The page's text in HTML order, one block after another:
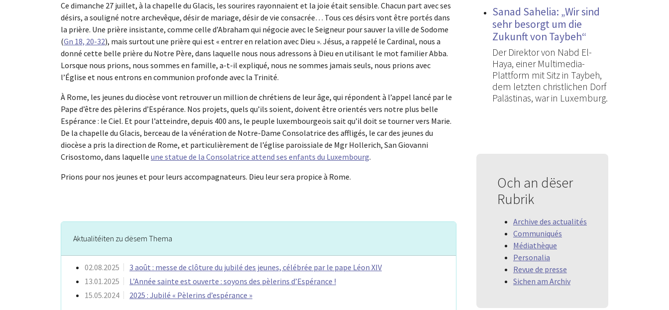
Ce dimanche 27 juillet, à la chapelle du Glacis, les sourires rayonnaient et la joie était sensible. Chacun part avec ses
désirs, a souligné notre archevêque, désir de mariage, désir de vie consacrée… Tous ces désirs vont être portés dans
la prière. Une prière insistante, comme celle d’Abraham qui négocie avec le Seigneur pour sauver la ville de Sodome
(Gn 18, 20-32), mais surtout une prière qui est « entrer en relation avec Dieu ». Jésus, a rappelé le Cardinal, nous a
donné cette belle prière du Notre Père, dans laquelle nous nous adressons à Dieu en utilisant le mot familier Abba.
Lorsque nous prions, nous sommes en famille, a-t-il expliqué, nous ne sommes jamais seuls, nous prions avec
l’Église et nous entrons en communion profonde avec la Trinité.
À Rome, les jeunes du diocèse vont retrouver un million de chrétiens de leur âge, qui répondent à l’appel lancé par le
Pape d’être des pèlerins d’Espérance. Nos projets, quels qu’ils soient, doivent être orientés vers notre plus belle
Espérance : le Ciel. Et pour l’atteindre, depuis 400 ans, le peuple luxembourgeois sait qu’il doit se tourner vers Marie.
De la chapelle du Glacis, berceau de la vénération de Notre-Dame Consolatrice des affligés, le car des jeunes du
diocèse a pris la direction de Rome, et particulièrement de l’église paroissiale de Mgr Hollerich, San Giovanni
Crisostomo, dans laquelle une statue de la Consolatrice attend ses enfants du Luxembourg.
Prions pour nos jeunes et pour leurs accompagnateurs. Dieu leur sera propice à Rome.
Aktualitéiten zu dësem Thema
02.08.2025
3 août : messe de clôture du jubilé des jeunes, célébrée par le pape Léon XIV
13.01.2025
L’Année sainte est ouverte : soyons des pèlerins d’Espérance !
15.05.2024
2025 : Jubilé « Pèlerins d’espérance »
Sanad Sahelia: „Wir sind
sehr besorgt um die
Zukunft von Taybeh“
Der Direktor von Nabd El-
Haya, einer Multimedia-
Plattform mit Sitz in Taybeh,
dem letzten christlichen Dorf
Palästinas, war in Luxemburg.
Och an dëser
Rubrik
Archive des actualités
Communiqués
Médiathèque
Personalia
Revue de presse
Sichen am Archiv